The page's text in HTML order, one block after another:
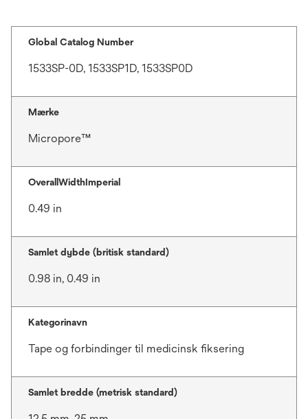
Global Catalog Number
1533SP-0D, 1533SP1D, 1533SP0D
Mærke
Micropore™
OverallWidthImperial
0.49 in
Samlet dybde (britisk standard)
0.98 in, 0.49 in
Kategorinavn
Tape og forbindinger til medicinsk fiksering
Samlet bredde (metrisk standard)